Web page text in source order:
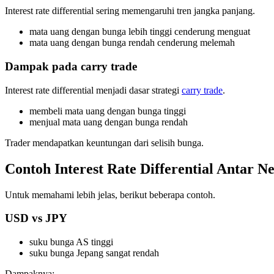
Interest rate differential sering memengaruhi tren jangka panjang.
mata uang dengan bunga lebih tinggi cenderung menguat
mata uang dengan bunga rendah cenderung melemah
Dampak pada carry trade
Interest rate differential menjadi dasar strategi carry trade.
membeli mata uang dengan bunga tinggi
menjual mata uang dengan bunga rendah
Trader mendapatkan keuntungan dari selisih bunga.
Contoh Interest Rate Differential Antar
Untuk memahami lebih jelas, berikut beberapa contoh.
USD vs JPY
suku bunga AS tinggi
suku bunga Jepang sangat rendah